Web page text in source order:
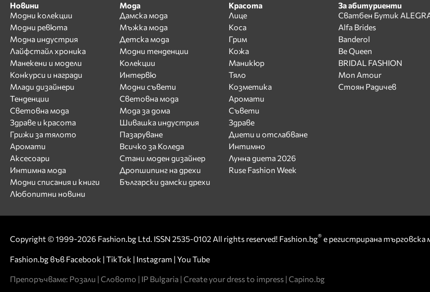
Новини
Модни колекции
Модни ревюта
Модна индустрия
Лайфстайл хроника
Манекени и модели
Конкурси и награди
Млади дизайнери
Тенденции
Световна мода
Здраве и красота
Грижи за тялото
Аромати
Аксесоари
Интимна мода
Модни списания и книги
Любопитни новини
Мода
Дамска мода
Мъжка мода
Детска мода
Модни тенденции
Колекции
Интервю
Модни съвети
Световна мода
Мода за дома
Шивашка индустрия
Пазаруване
Всичко за Коледа
Стани моден дизайнер
Дропшипинг на дрехи
Български дамски дрехи
Красота
Лице
Коса
Грим
Кожа
Маникюр
Тяло
Козметика
Аромати
Съвети
Здраве
Диети и отслабване
Интимно
Лунна диета 2026
Ruse Fashion Week
За абитуриенти
Сватбен Бутик
Alfa Brides
Banderol
Be Queen
BRIDAL FASHION
Mon Amour
Стоян Радичев
Copyright © 1999-2026 Fashion.bg Ltd. ISSN 2535-0102 All rights reserved! Fashion.bg® е регистрирана
Fashion.bg във Facebook | TikTok | Instagram | You Tube
Препоръчваме: Розали | Словото | IP Bulgaria | Create your dress to impress | Capino.bg